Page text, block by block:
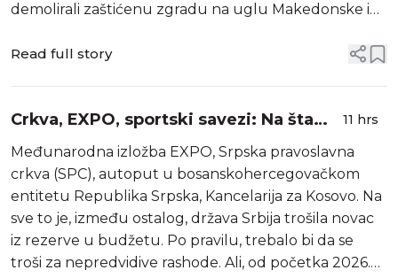
demolirali zaštićenu zgradu na uglu Makedonske i
problem da pred 15 svedo...
Read full story
Crkva, EXPO, sportski savezi: Na šta
Srbija troši milione iz budžetske
rezerve?
11 hrs
Međunarodna izložba EXPO, Srpska pravoslavna
crkva (SPC), autoput u bosanskohercegovačkom
entitetu Republika Srpska, Kancelarija za Kosovo. Na
sve to je, između ostalog, država Srbija trošila novac
iz rezerve u budžetu. Po pravilu, trebalo bi da se
troši za nepredvidive rashode. Ali, od početka 2026.